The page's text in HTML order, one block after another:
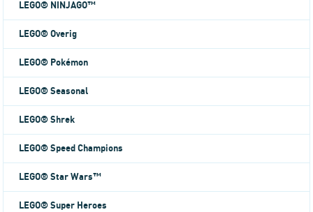
LEGO® NINJAGO™
LEGO® Overig
LEGO® Pokémon
LEGO® Seasonal
LEGO® Shrek
LEGO® Speed Champions
LEGO® Star Wars™
LEGO® Super Heroes